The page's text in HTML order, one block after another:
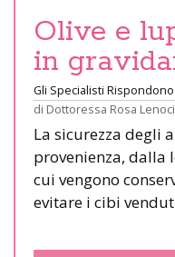
Olive e
in
Gli Specialisti Rispondono
di Dottoressa Rosa Lenoci
La sicurezza degli
provenienza, dalla
cui vengono
evitare i cibi